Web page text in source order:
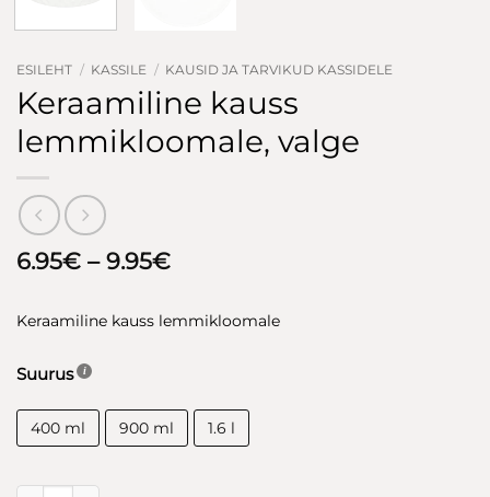
ESILEHT / KASSILE / KAUSID JA TARVIKUD KASSIDELE
Keraamiline kauss
lemmikloomale, valge
6.95€ – 9.95€Hinnavahemik:
9.95€
Keraamiline kauss lemmikloomale
Suurus
400 ml 900 ml 1.6 l